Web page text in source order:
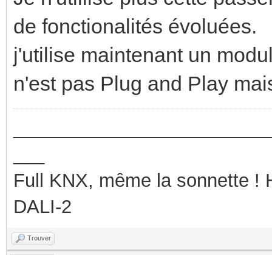
de fonctionalités évoluées.
j'utilise maintenant un
n'est pas Plug and Play
Full KNX, même la sonnette !
DALI-2
Trouver